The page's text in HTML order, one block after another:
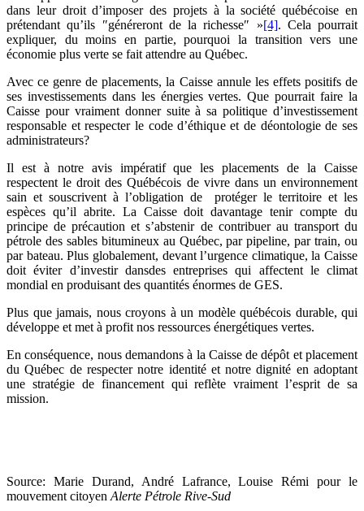
dans leur droit d’imposer des projets à la société québécoise en
prétendant qu’ils ″généreront de la richesse″ »[4]. Cela pourrait
expliquer, du moins en partie, pourquoi la transition vers une
économie plus verte se fait attendre au Québec.
Avec ce genre de placements, la Caisse annule les effets positifs de
ses investissements dans les énergies vertes. Que pourrait faire la
Caisse pour vraiment donner suite à sa politique d’investissement
responsable et respecter le code d’éthique et de déontologie de ses
administrateurs?
Il est à notre avis impératif que les placements de la Caisse
respectent le droit des Québécois de vivre dans un environnement
sain et souscrivent à l’obligation de protéger le territoire et les
espèces qu’il abrite. La Caisse doit davantage tenir compte du
principe de précaution et s’abstenir de contribuer au transport du
pétrole des sables bitumineux au Québec, par pipeline, par train, ou
par bateau. Plus globalement, devant l’urgence climatique, la Caisse
doit éviter d’investir dansdes entreprises qui affectent le climat
mondial en produisant des quantités énormes de GES.
Plus que jamais, nous croyons à un modèle québécois durable, qui
développe et met à profit nos ressources énergétiques vertes.
En conséquence, nous demandons à la Caisse de dépôt et placement
du Québec de respecter notre identité et notre dignité en adoptant
une stratégie de financement qui reflète vraiment l’esprit de sa
mission.
Source: Marie Durand, André Lafrance, Louise Rémi pour le
mouvement citoyen Alerte Pétrole Rive-Sud